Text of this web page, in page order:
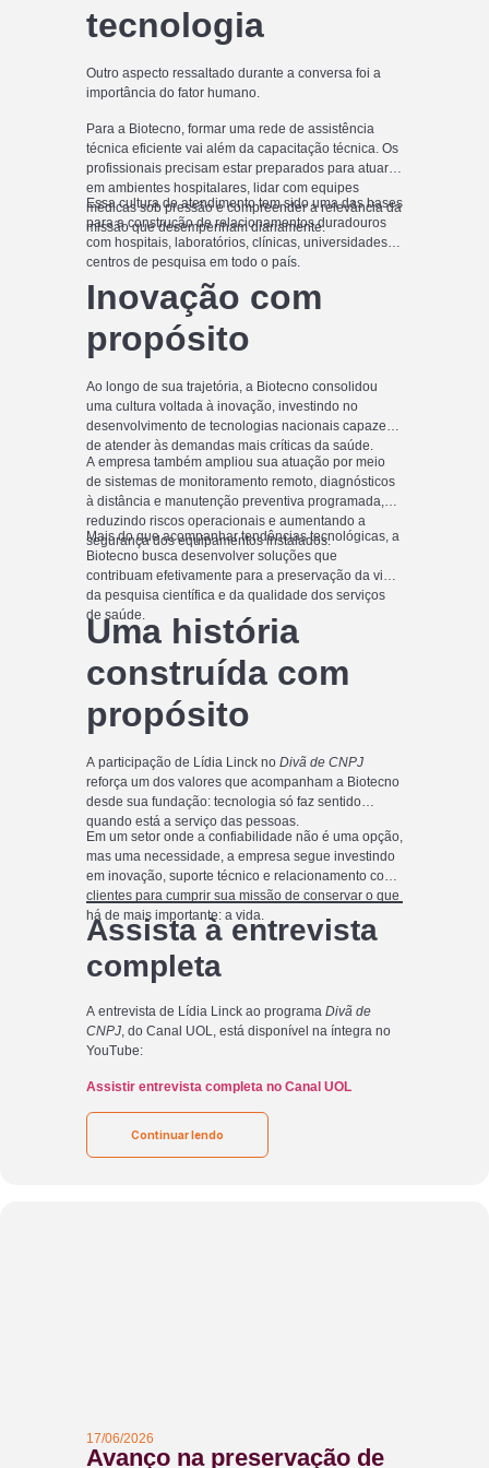
tecnologia
Outro aspecto ressaltado durante a conversa foi a
importância do fator humano.
Para a Biotecno, formar uma rede de assistência
técnica eficiente vai além da capacitação técnica. Os
profissionais precisam estar preparados para atuar
em ambientes hospitalares, lidar com equipes
médicas sob pressão e compreender a relevância da
missão que desempenham diariamente.
Essa cultura de atendimento tem sido uma das bases
para a construção de relacionamentos duradouros
com hospitais, laboratórios, clínicas, universidades e
centros de pesquisa em todo o país.
Inovação com
propósito
Ao longo de sua trajetória, a Biotecno consolidou
uma cultura voltada à inovação, investindo no
desenvolvimento de tecnologias nacionais capazes
de atender às demandas mais críticas da saúde.
A empresa também ampliou sua atuação por meio
de sistemas de monitoramento remoto, diagnósticos
à distância e manutenção preventiva programada,
reduzindo riscos operacionais e aumentando a
segurança dos equipamentos instalados.
Mais do que acompanhar tendências tecnológicas, a
Biotecno busca desenvolver soluções que
contribuam efetivamente para a preservação da vida,
da pesquisa científica e da qualidade dos serviços
de saúde.
Uma história
construída com
propósito
A participação de Lídia Linck no Divã de CNPJ
reforça um dos valores que acompanham a Biotecno
desde sua fundação: tecnologia só faz sentido
quando está a serviço das pessoas.
Em um setor onde a confiabilidade não é uma opção,
mas uma necessidade, a empresa segue investindo
em inovação, suporte técnico e relacionamento com
clientes para cumprir sua missão de conservar o que
há de mais importante: a vida.
Assista à entrevista
completa
A entrevista de Lídia Linck ao programa Divã de
CNPJ, do Canal UOL, está disponível na íntegra no
YouTube:
Assistir entrevista completa no Canal UOL
Continuar lendo
17/06/2026
Avanço na preservação de